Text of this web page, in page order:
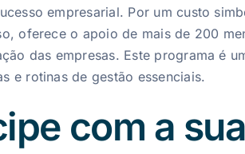
empresarial. Por um custo
oferece o apoio de mais de 200
das empresas. Este programa é
e rotinas de gestão essenciais.
com a